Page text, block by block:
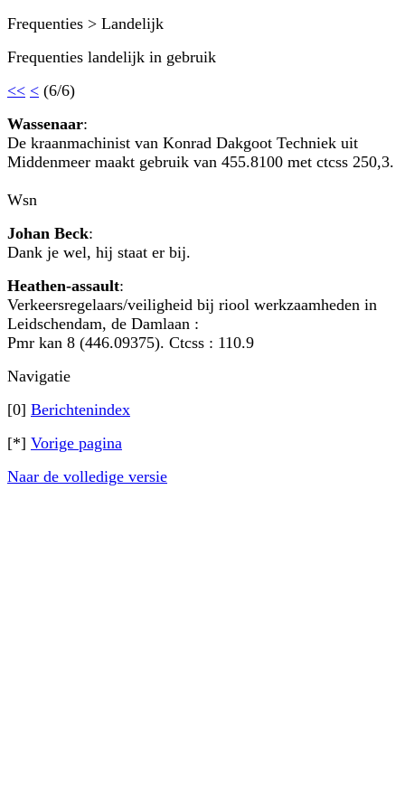
Frequenties > Landelijk
Frequenties landelijk in gebruik
<< < (6/6)
Wassenaar:
De kraanmachinist van Konrad Dakgoot Techniek uit
Middenmeer maakt gebruik van 455.8100 met ctcss 250,3.
Wsn
Johan Beck:
Dank je wel, hij staat er bij.
Heathen-assault:
Verkeersregelaars/veiligheid bij riool werkzaamheden in
Leidschendam, de Damlaan :
Pmr kan 8 (446.09375). Ctcss : 110.9
Navigatie
[0] Berichtenindex
[*] Vorige pagina
Naar de volledige versie